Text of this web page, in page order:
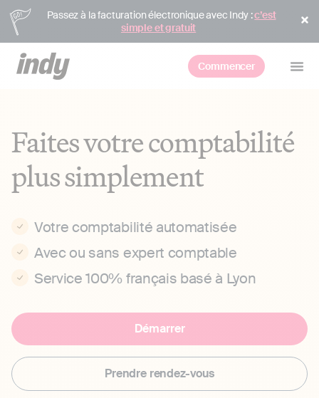
Passez à la facturation électronique avec Indy :c’est
simple et gratuit
Commencer
Faites votre comptabilité
plus simplement
Votre comptabilité automatisée
Avec ou sans expert comptable
Service 100% français basé à Lyon
Démarrer
Prendre rendez-vous